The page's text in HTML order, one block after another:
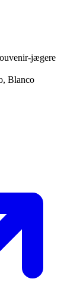
jægere
Blanco